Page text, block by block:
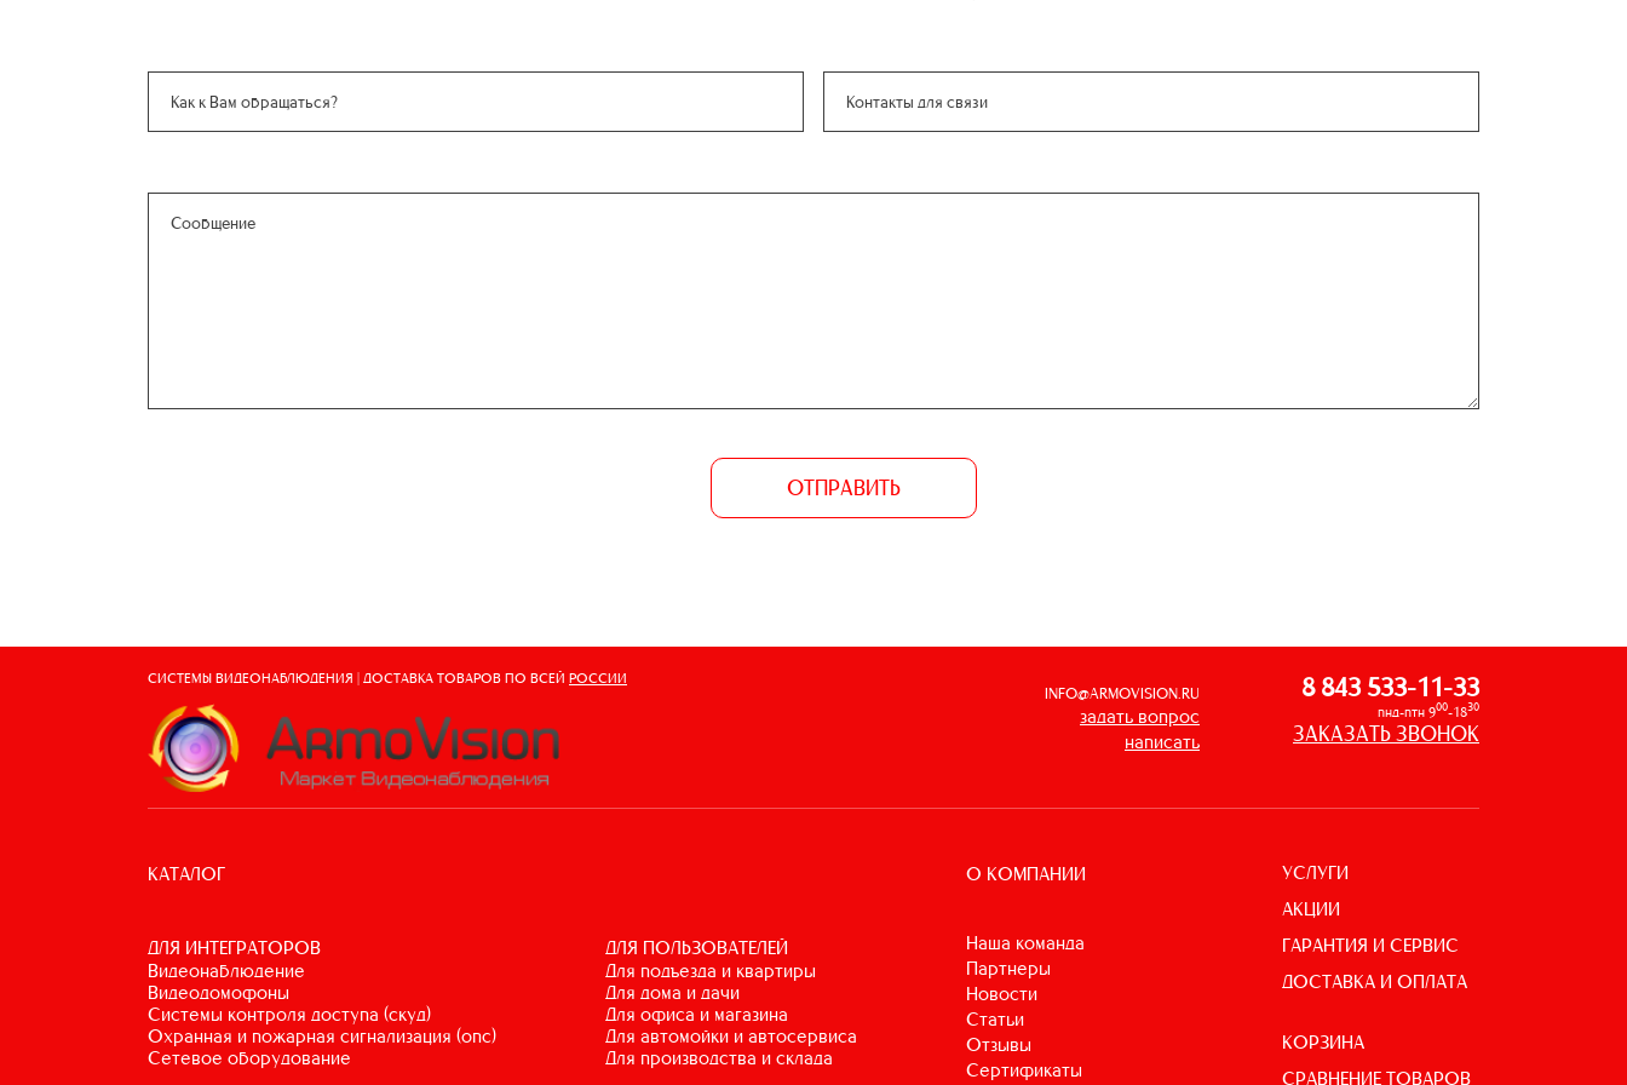
ОТПРАВИТЬ
СИСТЕМЫ ВИДЕОНАБЛЮДЕНИЯ | ДОСТАВКА ТОВАРОВ ПО ВСЕЙ РОССИИ
INFO@ARMOVISION.RU
задать вопрос
написать
8 843 533-11-33
пнд-птн 900-1830
ЗАКАЗАТЬ ЗВОНОК
КАТАЛОГ
ДЛЯ ИНТЕГРАТОРОВ
видеонаблюдение
видеодомофоны
системы контроля доступа (скуд)
охранная и пожарная сигнализация (опс)
сетевое оборудование
ДЛЯ ПОЛЬЗОВАТЕЛЕЙ
для подъезда и квартиры
для дома и дачи
для офиса и магазина
для автомойки и автосервиса
для производства и склада
О КОМПАНИИ
Наша команда
Партнеры
Новости
Статьи
Отзывы
Сертификаты
УСЛУГИ
АКЦИИ
ГАРАНТИЯ И СЕРВИС
ДОСТАВКА И ОПЛАТА
КОРЗИНА
СРАВНЕНИЕ ТОВАРОВ